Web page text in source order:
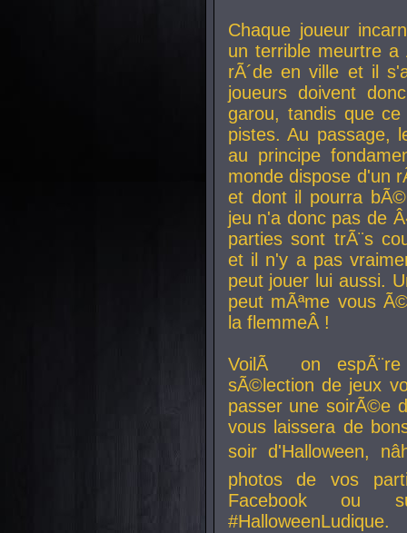
Chaque joueur
un terrible meurtre
rÃ´de en ville et il
joueurs doivent
garou, tandis que
pistes. Au passage,
au principe
monde dispose d'un
et dont il pourra
jeu n'a donc pas de
parties sont trÃ¨s
et il n'y a pas
peut jouer lui aussi.
peut mÃªme vous
la flemmeÂ !
VoilÃ on
sÃ©lection de jeux
passer une soirÃ©e
vous laissera de
soir d'Halloween,
photos de vos
Facebook ou
#HalloweenLudique.